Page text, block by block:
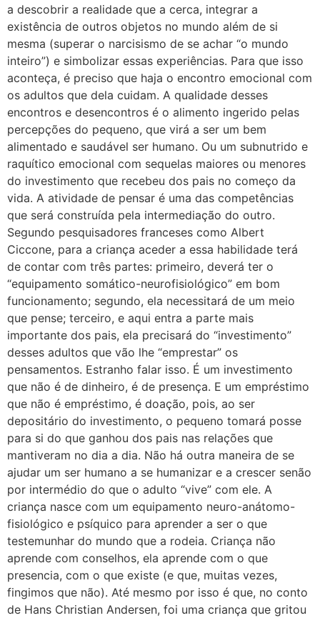
a descobrir a realidade que a cerca, integrar a
existência de outros objetos no mundo além de si
mesma (superar o narcisismo de se achar “o mundo
inteiro”) e simbolizar essas experiências. Para que isso
aconteça, é preciso que haja o encontro emocional com
os adultos que dela cuidam. A qualidade desses
encontros e desencontros é o alimento ingerido pelas
percepções do pequeno, que virá a ser um bem
alimentado e saudável ser humano. Ou um subnutrido e
raquítico emocional com sequelas maiores ou menores
do investimento que recebeu dos pais no começo da
vida. A atividade de pensar é uma das competências
que será construída pela intermediação do outro.
Segundo pesquisadores franceses como Albert
Ciccone, para a criança aceder a essa habilidade terá
de contar com três partes: primeiro, deverá ter o
“equipamento somático-neurofisiológico” em bom
funcionamento; segundo, ela necessitará de um meio
que pense; terceiro, e aqui entra a parte mais
importante dos pais, ela precisará do “investimento”
desses adultos que vão lhe “emprestar” os
pensamentos. Estranho falar isso. É um investimento
que não é de dinheiro, é de presença. E um empréstimo
que não é empréstimo, é doação, pois, ao ser
depositário do investimento, o pequeno tomará posse
para si do que ganhou dos pais nas relações que
mantiveram no dia a dia. Não há outra maneira de se
ajudar um ser humano a se humanizar e a crescer senão
por intermédio do que o adulto “vive” com ele. A
criança nasce com um equipamento neuro-anátomo-
fisiológico e psíquico para aprender a ser o que
testemunhar do mundo que a rodeia. Criança não
aprende com conselhos, ela aprende com o que
presencia, com o que existe (e que, muitas vezes,
fingimos que não). Até mesmo por isso é que, no conto
de Hans Christian Andersen, foi uma criança que gritou